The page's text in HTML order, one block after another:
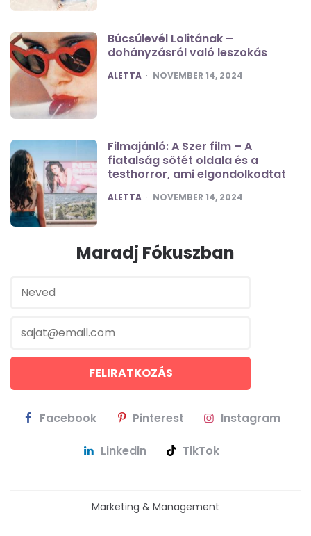
Búcsúlevél Lolitának –
dohányzásról való leszokás
POSTED
ALETTA NOVEMBER 14, 2024
Filmajánló: A Szer film – A
fiatalság sötét oldala és a
testhorror, ami elgondolkodtat
POSTED
ALETTA NOVEMBER 14, 2024
Maradj Fókuszban
Facebook Pinterest Instagram
Linkedin TikTok
Marketing & Management